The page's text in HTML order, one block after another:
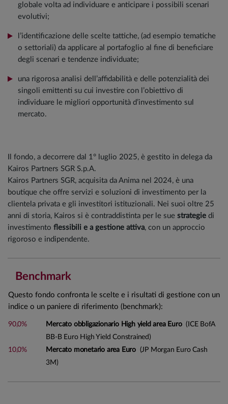
globale volta ad individuare e anticipare i possibili scenari
evolutivi;
l’identificazione delle scelte tattiche, (ad esempio tematiche
o settoriali) da applicare al portafoglio al fine di beneficiare
degli scenari e tendenze individuate;
una rigorosa analisi dell’affidabilità e delle potenzialità dei
singoli emittenti su cui investire con l’obiettivo di
individuare le migliori opportunità d’investimento sul
mercato.
Il fondo, a decorrere dal 1° luglio 2025, è gestito in delega da
Kairos Partners SGR S.p.A.
Kairos Partners SGR, acquisita da Anima nel 2024, è una
boutique che offre servizi e soluzioni di investimento per la
clientela privata e gli investitori istituzionali. Nei suoi oltre 25
anni di storia, Kairos si è contraddistinta per le sue strategie di
investimento flessibili e a gestione attiva, con un approccio
rigoroso e indipendente.
Benchmark
Questo fondo confronta le scelte e i risultati di gestione con un
indice o un paniere di riferimento (benchmark):
90,0% Mercato obbligazionario High yield area Euro(ICE BofA
BB-B Euro High Yield Constrained)
10,0%
Mercato monetario area Euro (JP Morgan Euro Cash
3M)